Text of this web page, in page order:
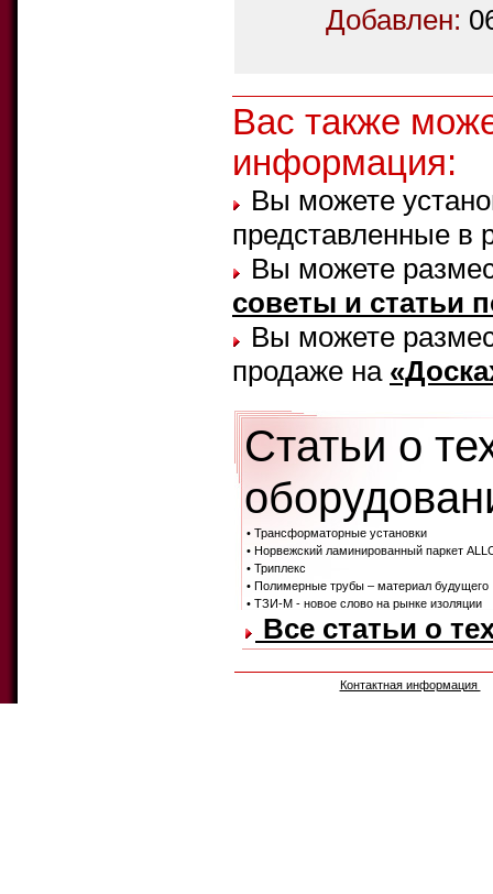
Добавлен:
Вас также
информация:
Вы можете
представленные в
Вы можете
советы и статьи
Вы можете
продаже на
Статьи о
• Трансформаторные установки
• Норвежский ламинированный паркет
• Триплекс
• Полимерные трубы – материал будущего
• ТЗИ-М - новое слово на рынке изоляции
Все статьи о
Контактная информация